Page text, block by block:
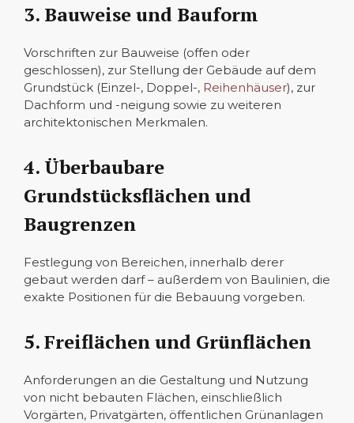
3. Bauweise und Bauform
Vorschriften zur Bauweise (offen oder
geschlossen), zur Stellung der Gebäude auf dem
Grundstück (Einzel-, Doppel-, Reihenhäuser), zur
Dachform und -neigung sowie zu weiteren
architektonischen Merkmalen.
4. Überbaubare
Grundstücksflächen und
Baugrenzen
Festlegung von Bereichen, innerhalb derer
gebaut werden darf – außerdem von Baulinien, die
exakte Positionen für die Bebauung vorgeben.
5. Freiflächen und Grünflächen
Anforderungen an die Gestaltung und Nutzung
von nicht bebauten Flächen, einschließlich
Vorgärten, Privatgärten, öffentlichen Grünanlagen